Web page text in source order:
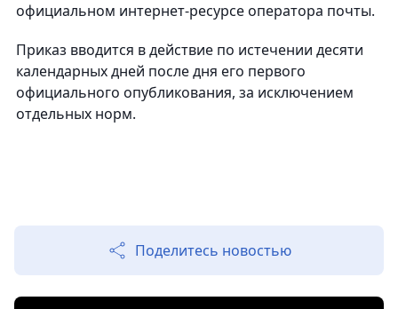
официальном интернет-ресурсе оператора почты.
Приказ вводится в действие по истечении десяти
календарных дней после дня его первого
официального опубликования, за исключением
отдельных норм.
Поделитесь новостью